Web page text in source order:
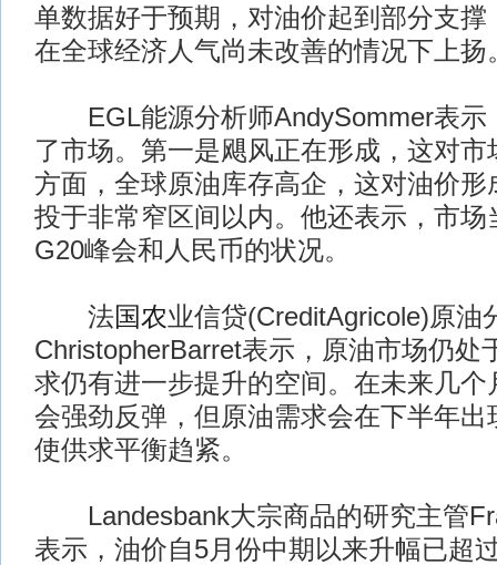
单数据好于预期，对油价起到部分支撑
在全球经济人气尚未改善的情况下上扬
EGL能源分析师AndySommer表示
了市场。第一是飓风正在形成，这对
方面，全球原油库存高企，这对油价形
投于非常窄区间以内。他还表示，市场
G20峰会和人民币的状况。
法国农业信贷(CreditAgricole)原油
ChristopherBarret表示，原油市场仍处
求仍有进一步提升的空间。在未来几个
会强劲反弹，但原油需求会在下半年出
使供求平衡趋紧。
Landesbank大宗商品的研究主管
表示，油价自5月份中期以来升幅已超